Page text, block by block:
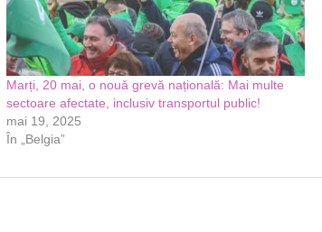
Marți, 20 mai, o nouǎ grevă națională: Mai multe
sectoare afectate, inclusiv transportul public!
mai 19, 2025
În „Belgia”